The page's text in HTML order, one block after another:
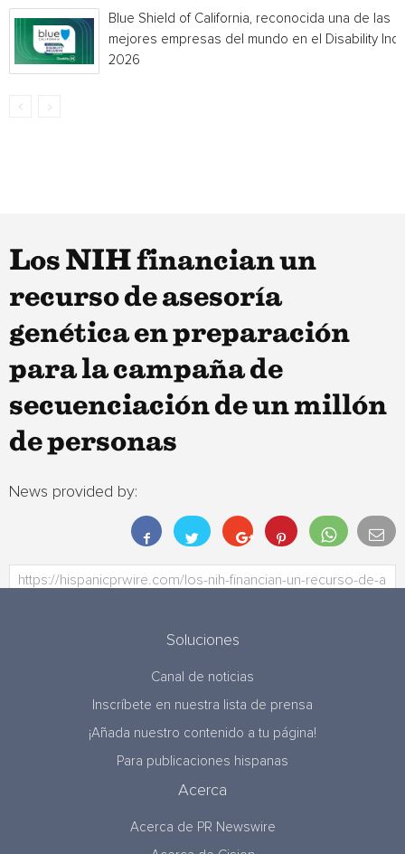
Blue Shield of California, reconocida una de las
mejores empresas del mundo en el Disability
2026
Los NIH financian un
recurso de asesoría
genética en preparación
para la campaña de
secuenciación de un millón
de personas
News provided by:
Soluciones
Canal de noticias
Inscríbete en nuestra lista de prensa
¡Añada nuestro contenido a tu página!
Para publicaciones hispanas
Acerca
Acerca de PR Newswire